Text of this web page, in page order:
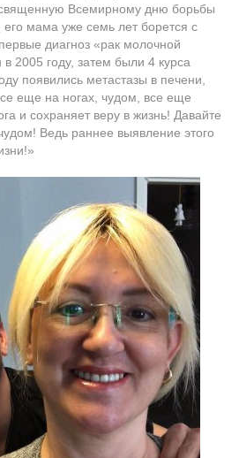
Всемирному дню борьбы
мама уже семь лет борется с
диагноз «рак молочной
2005 году, затем были 4 курса
появились метастазы в печени,
еще на ногах, чудом, все еще
и сохраняет веру в жизнь! Давайте
Ведь раннее выявление этого